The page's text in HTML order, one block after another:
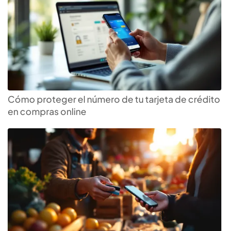
Cómo proteger el número de tu tarjeta de crédito
en compras online